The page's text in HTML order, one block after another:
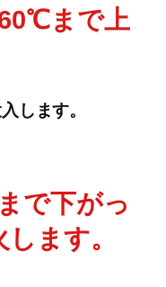
まで上
します。
で下がっ
ます。